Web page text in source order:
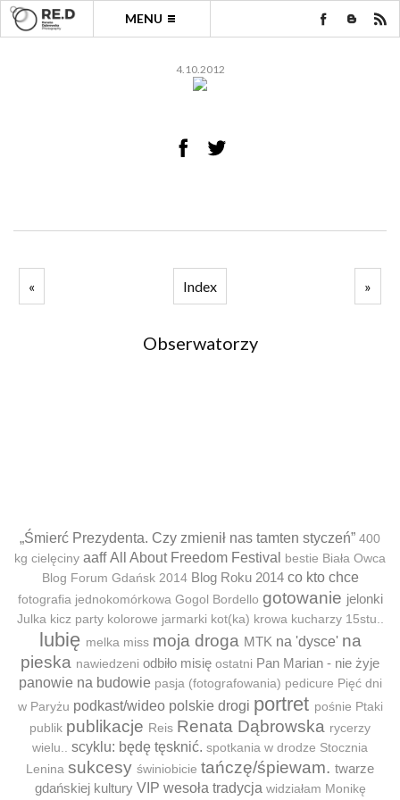
MENU
4.10.2012
« Index »
Obserwatorzy
„Śmierć Prezydenta. Czy zmienił nas tamten styczeń” 400
kg cielęciny aaff All About Freedom Festival bestie Biała Owca
Blog Forum Gdańsk 2014 Blog Roku 2014 co kto chce
fotografia jednokomórkowa Gogol Bordello gotowanie jelonki
Julka kicz party kolorowe jarmarki kot(ka) krowa kucharzy 15stu..
lubię melka miss moja droga MTK na 'dysce' na
pieska nawiedzeni odbiło misię ostatni Pan Marian - nie żyje
panowie na budowie pasja (fotografowania) pedicure Pięć dni
w Paryżu podkast/wideo polskie drogi portret pośnie Ptaki
publik publikacje Reis Renata Dąbrowska rycerzy
wielu.. scyklu: będę tęsknić. spotkania w drodze Stocznia
Lenina sukcesy świniobicie tańczę/śpiewam. twarze
gdańskiej kultury VIP wesoła tradycja widziałam Monikę